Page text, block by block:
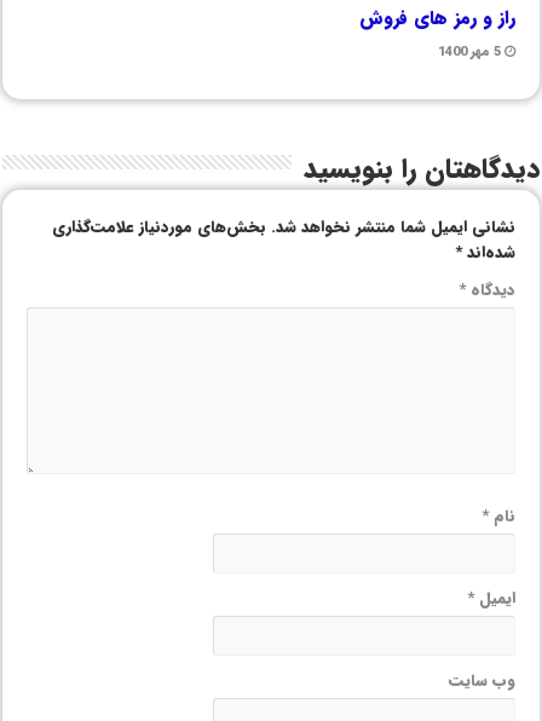
راز و رمز های فروش
5 مهر 1400
دیدگاهتان را بنویسید
نشانی ایمیل شما منتشر نخواهد شد. بخش‌های موردنیاز علامت‌گذاری
شده‌اند*
دیدگاه*
نام*
ایمیل*
وب‌ سایت